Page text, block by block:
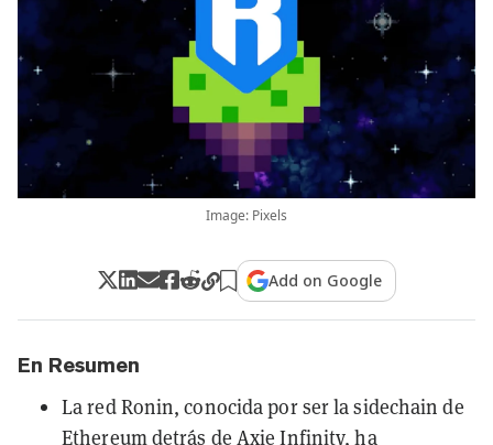
Image: Pixels
Add on Google
En Resumen
La red Ronin, conocida por ser la sidechain de
Ethereum detrás de Axie Infinity, ha